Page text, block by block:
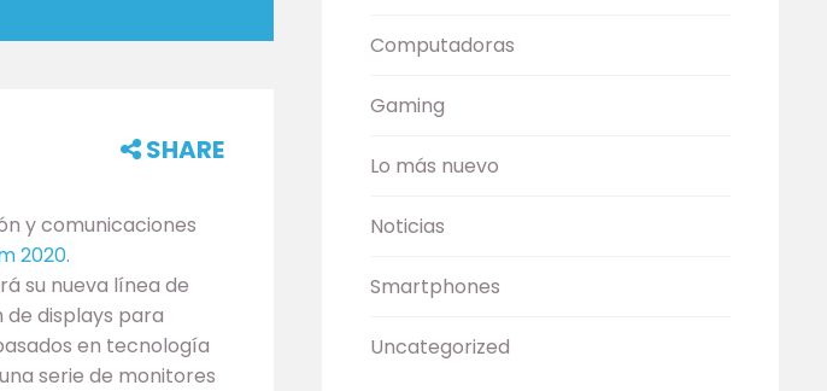
SHARE
y comunicaciones
2020.
su nueva línea de
de displays para
​​en tecnología
serie de monitores
Computadoras
Gaming
Lo más nuevo
Noticias
Smartphones
Uncategorized